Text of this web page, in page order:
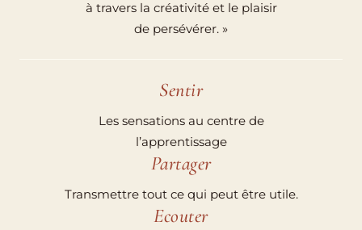
à travers la créativité et le plaisir
de persévérer. »
Sentir
Les sensations au centre de
l’apprentissage
Partager
Transmettre tout ce qui peut être utile.
Ecouter